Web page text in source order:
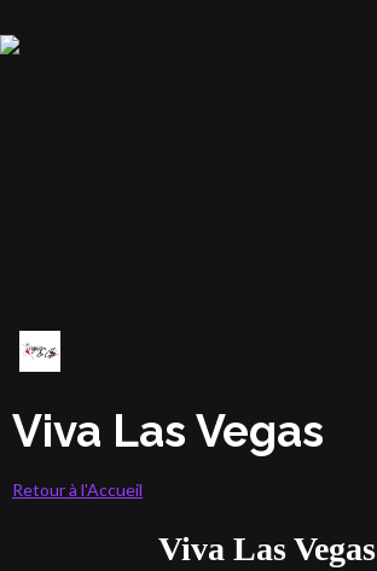
Viva Las Vegas
Retour à l'Accueil
Viva Las Vegas